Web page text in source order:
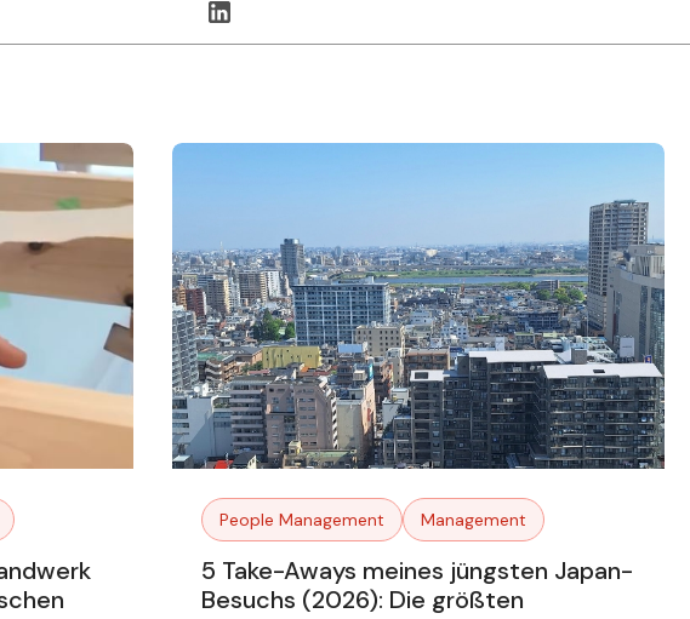
People Management Management
5 Take-Aways meines jüngsten Japan-
Besuchs (2026): Die größten